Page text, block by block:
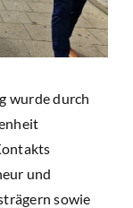
wurde durch
und
sowie